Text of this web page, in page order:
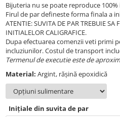
Bijuteria nu se poate reproduce
Firul de par defineste forma finala a
ATENTIE: SUVITA DE PAR TREBUIE
INITIALELOR CALIGRAFICE.
Dupa efectuarea comenzii veti primi
incluziunilor. Costul de transport
Termenul de executie este de
Material: Argint, rășină epoxidică
Inițiale din suvita de par